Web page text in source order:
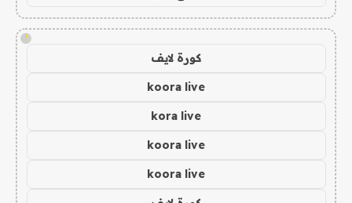
!
كورة لايف
koora live
kora live
koora live
koora live